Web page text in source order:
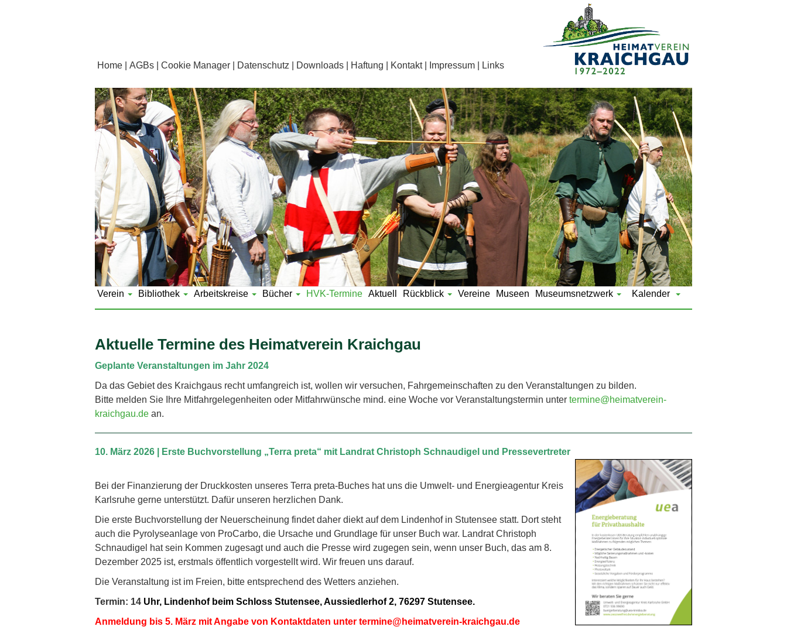
Home AGBs Cookie Manager Datenschutz Downloads Haftung Kontakt Impressum Links
Verein Bibliothek Arbeitskreise Bücher HVK-Termine Aktuell Rückblick Vereine Museen Museumsnetzwerk Kalender
Aktuelle Termine des Heimatverein Kraichgau
Geplante Veranstaltungen im Jahr 2024
Da das Gebiet des Kraichgaus recht umfangreich ist, wollen wir versuchen, Fahrgemeinschaften zu den Veranstaltungen zu bilden.
Bitte melden Sie Ihre Mitfahrgelegenheiten oder Mitfahrwünsche mind. eine Woche vor Veranstaltungstermin unter termine@heimatverein-
kraichgau.de an.
10. März 2026 | Erste Buchvorstellung „Terra preta“ mit Landrat Christoph Schnaudigel und Pressevertreter
Bei der Finanzierung der Druckkosten unseres Terra preta-Buches hat uns die Umwelt- und Energieagentur Kreis
Karlsruhe gerne unterstützt. Dafür unseren herzlichen Dank.
Die erste Buchvorstellung der Neuerscheinung findet daher diekt auf dem Lindenhof in Stutensee statt. Dort steht
auch die Pyrolyseanlage von ProCarbo, die Ursache und Grundlage für unser Buch war. Landrat Christoph
Schnaudigel hat sein Kommen zugesagt und auch die Presse wird zugegen sein, wenn unser Buch, das am 8.
Dezember 2025 ist, erstmals öffentlich vorgestellt wird. Wir freuen uns darauf.
Die Veranstaltung ist im Freien, bitte entsprechend des Wetters anziehen.
Termin: 14 Uhr, Lindenhof beim Schloss Stutensee, Aussiedlerhof 2, 76297 Stutensee.
Anmeldung bis 5. März mit Angabe von Kontaktdaten unter termine@heimatverein-kraichgau.de